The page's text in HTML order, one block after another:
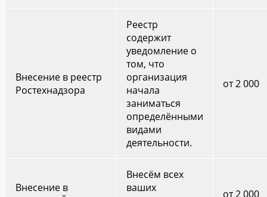
Внесение в реестр
Ростехнадзора
Реестр
содержит
уведомление о
том, что
организация
начала
заниматься
определёнными
видами
деятельности.
от 2 000
Внесение в
Внесём всех
ваших
от 2 000